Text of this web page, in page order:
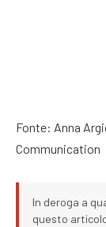
Fonte: Anna
Communication
In deroga a
questo